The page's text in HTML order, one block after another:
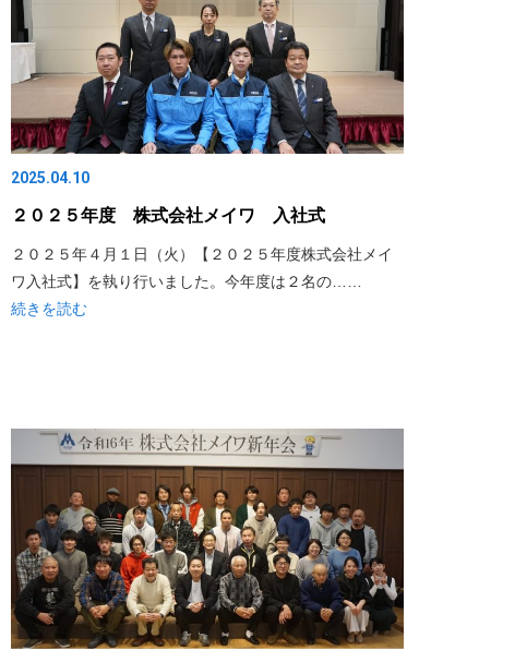
2025.04.10
２０２５年度 株式会社メイワ 入社式
２０２５年４月１日（火）【２０２５年度株式会社メイ
ワ入社式】を執り行いました。今年度は２名の……
続きを読む